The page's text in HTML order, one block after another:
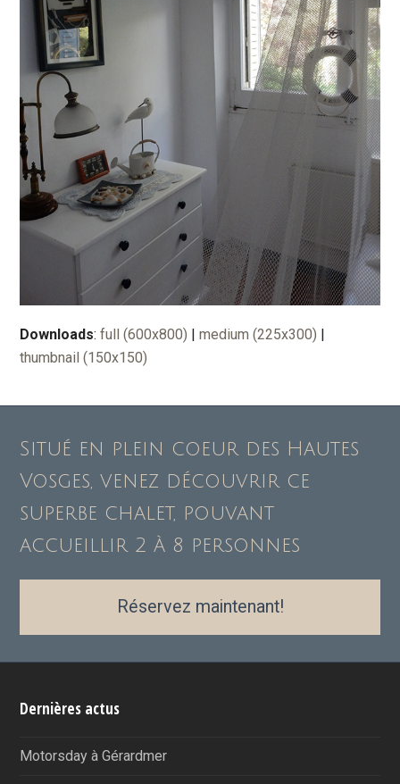
Downloads:full (600x800) |medium (225x300) |
thumbnail (150x150)
Situé en plein coeur des Hautes
Vosges, venez découvrir ce
superbe chalet, pouvant
accueillir 2 à 8 personnes
Réservez maintenant!
Dernières actus
Motorsday à Gérardmer